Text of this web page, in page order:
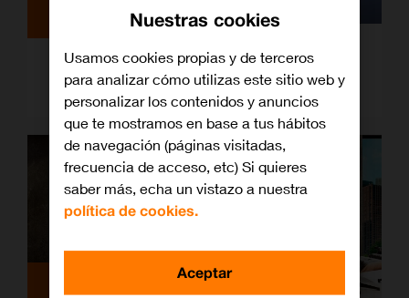
¿Cómo ver MotoGP en 2026? Ventajas
con Orange TV
Nuestras cookies
Usamos cookies propias y de terceros
para analizar cómo utilizas este sitio web y
personalizar los contenidos y anuncios
que te mostramos en base a tus hábitos
de navegación (páginas visitadas,
frecuencia de acceso, etc) Si quieres
saber más, echa un vistazo a nuestra
política de cookies.
Aceptar